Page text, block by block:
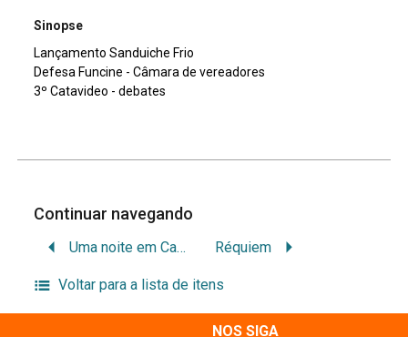
Sinopse
Lançamento Sanduiche Frio
Defesa Funcine - Câmara de vereadores
3º Catavideo - debates
Continuar navegando
Uma noite em Canasvieiras Réquiem
Voltar para a lista de itens
NOS SIGA